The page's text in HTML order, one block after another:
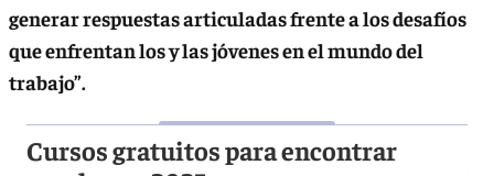
generar respuestas articuladas frente a los desafíos
que enfrentan los y las jóvenes en el mundo del
trabajo”.
Cursos gratuitos para encontrar